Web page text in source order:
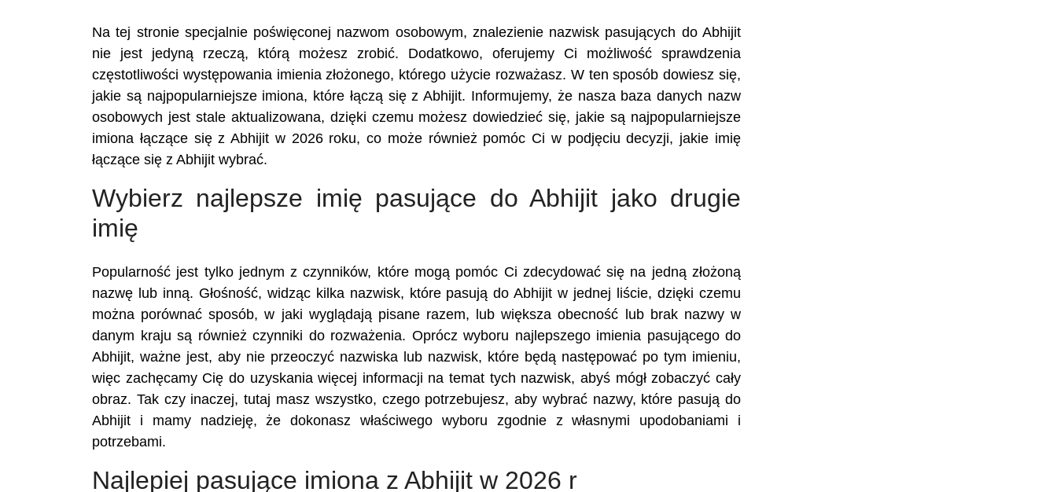
Na tej stronie specjalnie poświęconej nazwom osobowym, znalezienie nazwisk pasujących do Abhijit
nie jest jedyną rzeczą, którą możesz zrobić. Dodatkowo, oferujemy Ci możliwość sprawdzenia
częstotliwości występowania imienia złożonego, którego użycie rozważasz. W ten sposób dowiesz się,
jakie są najpopularniejsze imiona, które łączą się z Abhijit. Informujemy, że nasza baza danych nazw
osobowych jest stale aktualizowana, dzięki czemu możesz dowiedzieć się, jakie są najpopularniejsze
imiona łączące się z Abhijit w 2026 roku, co może również pomóc Ci w podjęciu decyzji, jakie imię
łączące się z Abhijit wybrać.
Wybierz najlepsze imię pasujące do Abhijit jako drugie
imię
Popularność jest tylko jednym z czynników, które mogą pomóc Ci zdecydować się na jedną złożoną
nazwę lub inną. Głośność, widząc kilka nazwisk, które pasują do Abhijit w jednej liście, dzięki czemu
można porównać sposób, w jaki wyglądają pisane razem, lub większa obecność lub brak nazwy w
danym kraju są również czynniki do rozważenia. Oprócz wyboru najlepszego imienia pasującego do
Abhijit, ważne jest, aby nie przeoczyć nazwiska lub nazwisk, które będą następować po tym imieniu,
więc zachęcamy Cię do uzyskania więcej informacji na temat tych nazwisk, abyś mógł zobaczyć cały
obraz. Tak czy inaczej, tutaj masz wszystko, czego potrzebujesz, aby wybrać nazwy, które pasują do
Abhijit i mamy nadzieję, że dokonasz właściwego wyboru zgodnie z własnymi upodobaniami i
potrzebami.
Najlepiej pasujące imiona z Abhijit w 2026 r